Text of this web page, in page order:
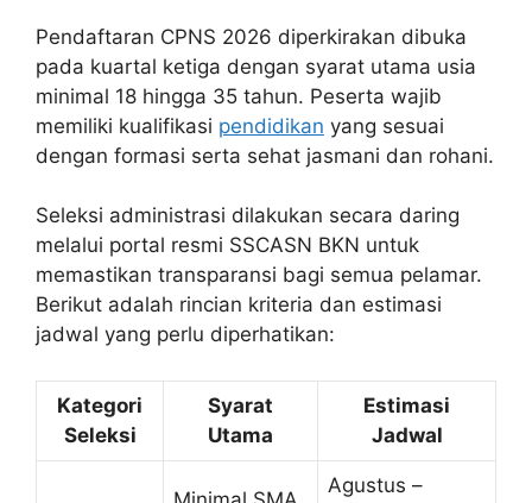
Pendaftaran CPNS 2026 diperkirakan dibuka
pada kuartal ketiga dengan syarat utama usia
minimal 18 hingga 35 tahun. Peserta wajib
memiliki kualifikasi pendidikan yang sesuai
dengan formasi serta sehat jasmani dan rohani.
Seleksi administrasi dilakukan secara daring
melalui portal resmi SSCASN BKN untuk
memastikan transparansi bagi semua pelamar.
Berikut adalah rincian kriteria dan estimasi
jadwal yang perlu diperhatikan:
Kategori
Seleksi
Syarat
Utama
Estimasi
Jadwal
Agustus –